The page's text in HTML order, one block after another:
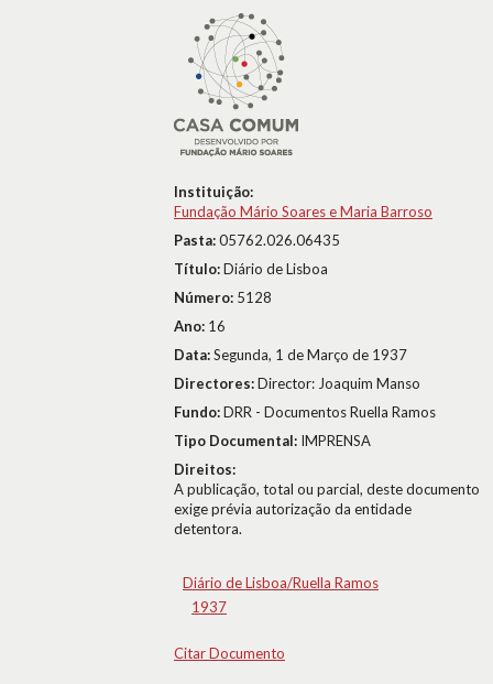
Instituição:
Fundação Mário Soares e Maria Barroso
Pasta:05762.026.06435
Título:Diário de Lisboa
Número: 5128
Ano: 16
Data:Segunda, 1 de Março de 1937
Directores:Director: Joaquim Manso
Fundo:DRR - Documentos Ruella Ramos
Tipo Documental: IMPRENSA
Direitos:
A publicação, total ou parcial, deste documento
exige prévia autorização da entidade
detentora.
Diário de Lisboa/Ruella Ramos
1937
Citar Documento